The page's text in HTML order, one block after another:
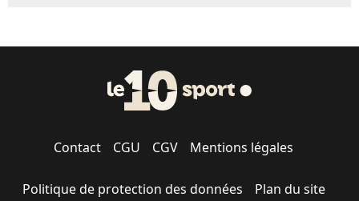
Contact CGU CGV Mentions légales
Politique de protection des données Plan du site